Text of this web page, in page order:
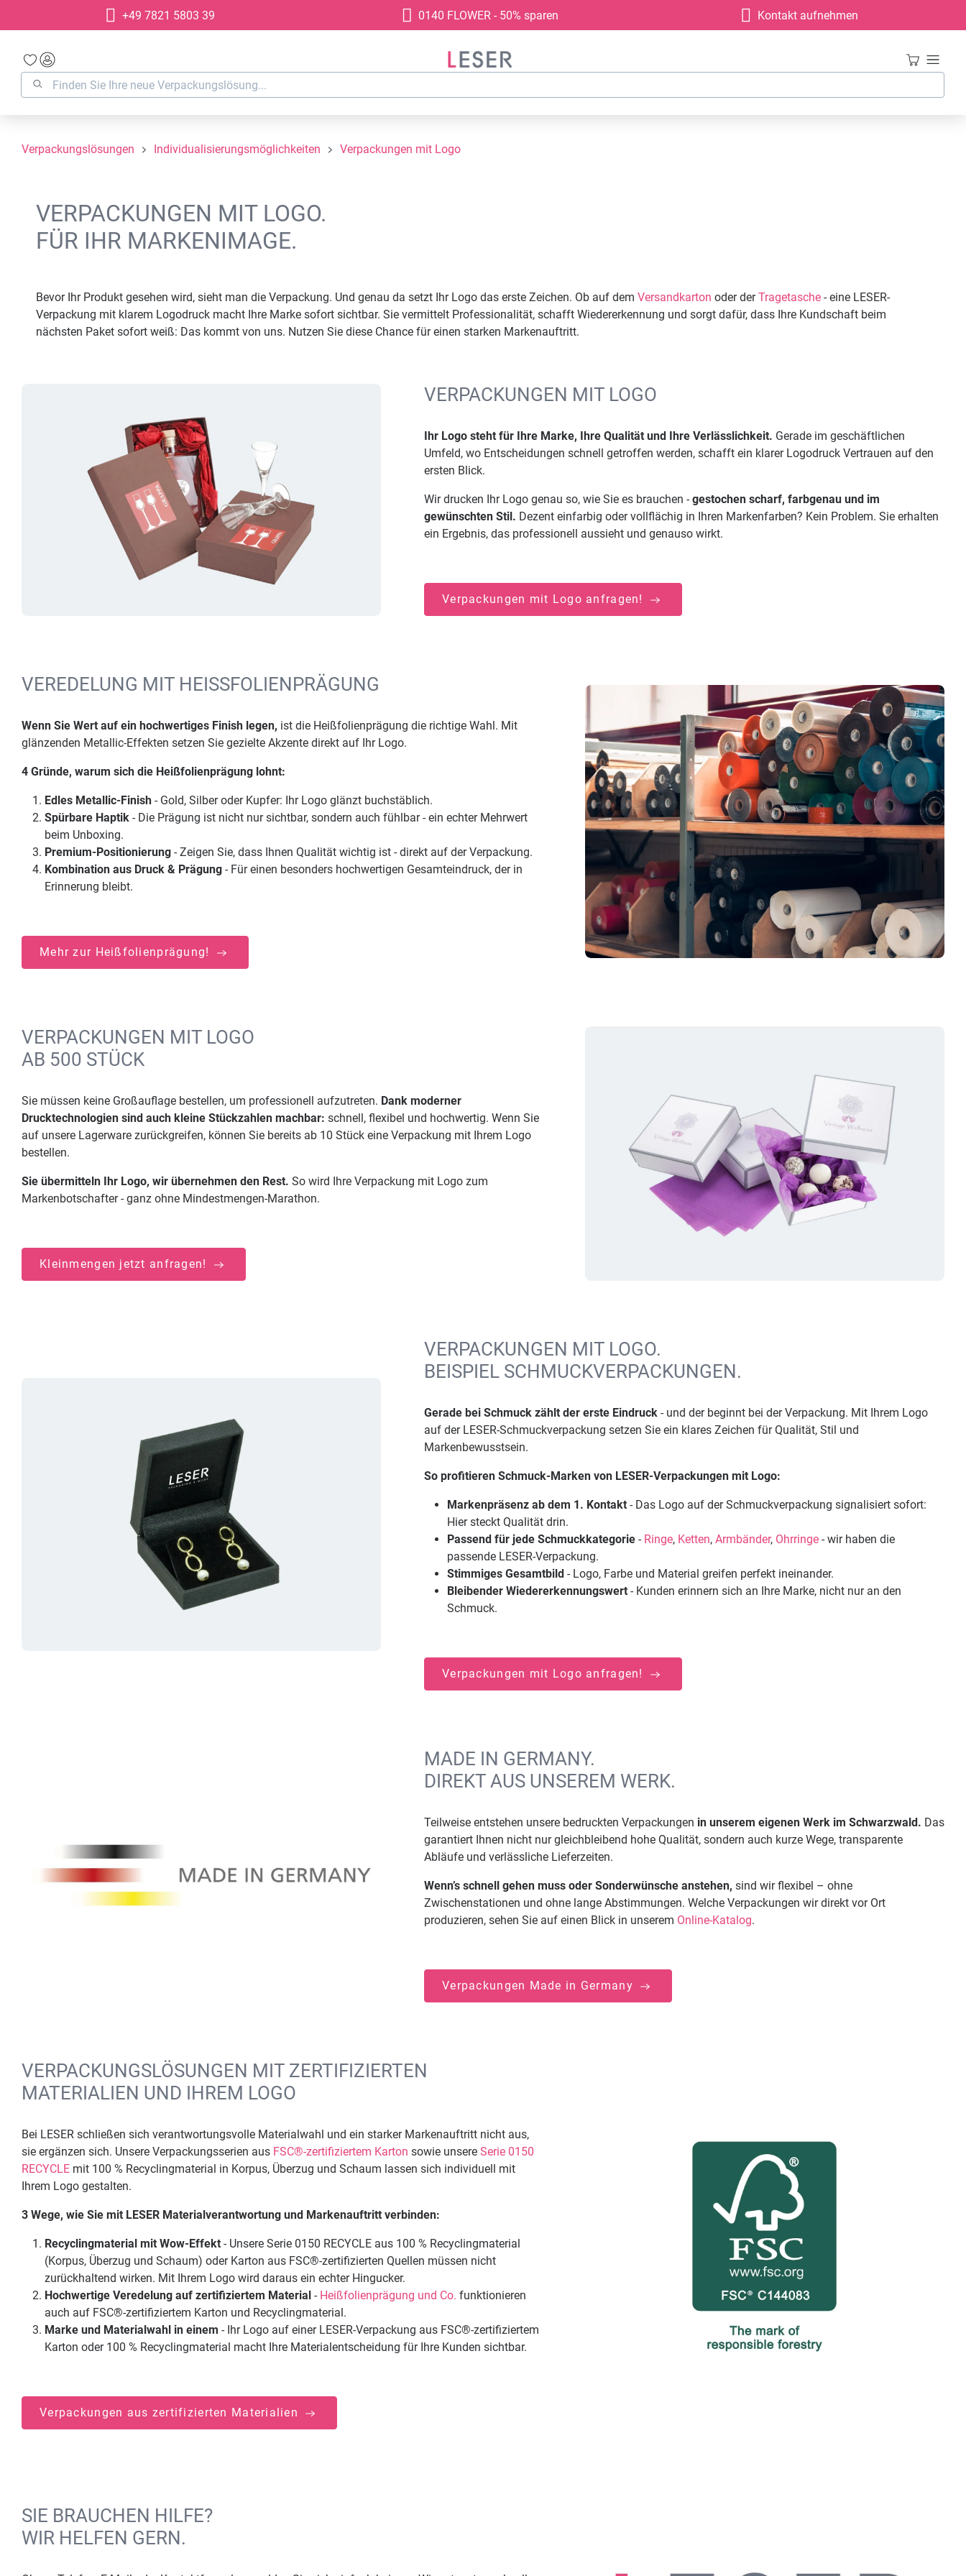
Zur Hauptnavigation springen
+49 7821 5803 39 0140 FLOWER - 50% sparen Kontakt aufnehmen
Verpackungslösungen Individualisierungsmöglichkeiten Verpackungen mit Logo
VERPACKUNGEN MIT LOGO.
FÜR IHR MARKENIMAGE.
Bevor Ihr Produkt gesehen wird, sieht man die Verpackung. Und genau da setzt Ihr Logo das erste Zeichen. Ob auf dem Versandkarton oder derTragetasche - eine LESER-
Verpackung mit klarem Logodruck macht Ihre Marke sofort sichtbar. Sie vermittelt Professionalität, schafft Wiedererkennung und sorgt dafür, dass Ihre Kundschaft beim
nächsten Paket sofort weiß: Das kommt von uns. Nutzen Sie diese Chance für einen starken Markenauftritt.
VERPACKUNGEN MIT LOGO
Ihr Logo steht für Ihre Marke, Ihre Qualität und Ihre Verlässlichkeit. Gerade im geschäftlichen
Umfeld, wo Entscheidungen schnell getroffen werden, schafft ein klarer Logodruck Vertrauen auf den
ersten Blick.
Wir drucken Ihr Logo genau so, wie Sie es brauchen - gestochen scharf, farbgenau und im
gewünschten Stil. Dezent einfarbig oder vollflächig in Ihren Markenfarben? Kein Problem. Sie erhalten
ein Ergebnis, das professionell aussieht und genauso wirkt.
Verpackungen mit Logo anfragen!
VEREDELUNG MIT HEISSFOLIENPRÄGUNG
Wenn Sie Wert auf ein hochwertiges Finish legen, ist die Heißfolienprägung die richtige Wahl. Mit
glänzenden Metallic-Effekten setzen Sie gezielte Akzente direkt auf Ihr Logo.
4 Gründe, warum sich die Heißfolienprägung lohnt:
Edles Metallic-Finish - Gold, Silber oder Kupfer: Ihr Logo glänzt buchstäblich.
Spürbare Haptik - Die Prägung ist nicht nur sichtbar, sondern auch fühlbar - ein echter Mehrwert
beim Unboxing.
Premium-Positionierung - Zeigen Sie, dass Ihnen Qualität wichtig ist - direkt auf der Verpackung.
Kombination aus Druck & Prägung - Für einen besonders hochwertigen Gesamteindruck, der in
Erinnerung bleibt.
Mehr zur Heißfolienprägung!
VERPACKUNGEN MIT LOGO
AB 500 STÜCK
Sie müssen keine Großauflage bestellen, um professionell aufzutreten. Dank moderner
Drucktechnologien sind auch kleine Stückzahlen machbar: schnell, flexibel und hochwertig. Wenn Sie
auf unsere Lagerware zurückgreifen, können Sie bereits ab 10 Stück eine Verpackung mit Ihrem Logo
bestellen.
Sie übermitteln Ihr Logo, wir übernehmen den Rest. So wird Ihre Verpackung mit Logo zum
Markenbotschafter - ganz ohne Mindestmengen-Marathon.
Kleinmengen jetzt anfragen!
VERPACKUNGEN MIT LOGO.
BEISPIEL SCHMUCKVERPACKUNGEN.
Gerade bei Schmuck zählt der erste Eindruck - und der beginnt bei der Verpackung. Mit Ihrem Logo
auf der LESER-Schmuckverpackung setzen Sie ein klares Zeichen für Qualität, Stil und
Markenbewusstsein.
So profitieren Schmuck-Marken von LESER-Verpackungen mit Logo:
Markenpräsenz ab dem 1. Kontakt - Das Logo auf der Schmuckverpackung signalisiert sofort:
Hier steckt Qualität drin.
Passend für jede Schmuckkategorie - Ringe, Ketten, Armbänder, Ohrringe - wir haben die
passende LESER-Verpackung.
Stimmiges Gesamtbild - Logo, Farbe und Material greifen perfekt ineinander.
Bleibender Wiedererkennungswert - Kunden erinnern sich an Ihre Marke, nicht nur an den
Schmuck.
Verpackungen mit Logo anfragen!
MADE IN GERMANY.
DIREKT AUS UNSEREM WERK.
Teilweise entstehen unsere bedruckten Verpackungen in unserem eigenen Werk im Schwarzwald. Das
garantiert Ihnen nicht nur gleichbleibend hohe Qualität, sondern auch kurze Wege, transparente
Abläufe und verlässliche Lieferzeiten.
Wenn’s schnell gehen muss oder Sonderwünsche anstehen, sind wir flexibel – ohne
Zwischenstationen und ohne lange Abstimmungen. Welche Verpackungen wir direkt vor Ort
produzieren, sehen Sie auf einen Blick in unserem Online-Katalog.
Verpackungen Made in Germany
VERPACKUNGSLÖSUNGEN MIT ZERTIFIZIERTEN
MATERIALIEN UND IHREM LOGO
Bei LESER schließen sich verantwortungsvolle Materialwahl und ein starker Markenauftritt nicht aus,
sie ergänzen sich. Unsere Verpackungsserien aus FSC®-zertifiziertem Karton sowie unsere Serie 0150
RECYCLE mit 100 % Recyclingmaterial in Korpus, Überzug und Schaum lassen sich individuell mit
Ihrem Logo gestalten.
3 Wege, wie Sie mit LESER Materialverantwortung und Markenauftritt verbinden:
Recyclingmaterial mit Wow-Effekt - Unsere Serie 0150 RECYCLE aus 100 % Recyclingmaterial
(Korpus, Überzug und Schaum) oder Karton aus FSC®-zertifizierten Quellen müssen nicht
zurückhaltend wirken. Mit Ihrem Logo wird daraus ein echter Hingucker.
Hochwertige Veredelung auf zertifiziertem Material - Heißfolienprägung und Co. funktionieren
auch auf FSC®-zertifiziertem Karton und Recyclingmaterial.
Marke und Materialwahl in einem - Ihr Logo auf einer LESER-Verpackung aus FSC®-zertifiziertem
Karton oder 100 % Recyclingmaterial macht Ihre Materialentscheidung für Ihre Kunden sichtbar.
Verpackungen aus zertifizierten Materialien
SIE BRAUCHEN HILFE?
WIR HELFEN GERN.